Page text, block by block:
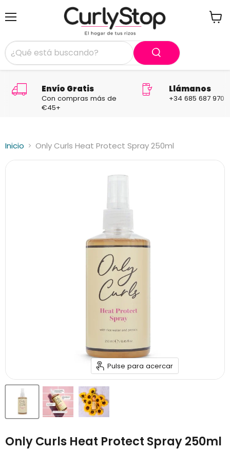
Envío Gratis
Con compras más de
€45+
Llámanos
+34 685 687 970
Inicio Only Curls Heat Protect Spray 250ml
Pulse para acercar
Only Curls Heat Protect Spray 250ml